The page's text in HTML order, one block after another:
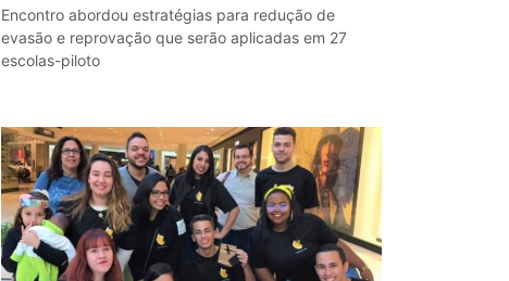
Encontro abordou estratégias para redução de
evasão e reprovação que serão aplicadas em 27
escolas-piloto